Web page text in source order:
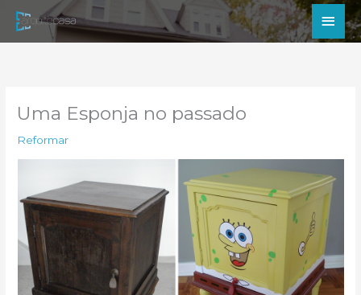
para
Uma Esponja no passado
Reformar